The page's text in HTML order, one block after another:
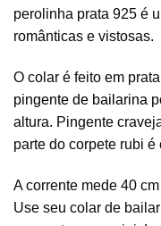
perolinha prata 925 é
românticas e vistosas.
O colar é feito em
pingente de bailarina
altura. Pingente
parte do corpete rubi
A corrente mede 40
Use seu colar de